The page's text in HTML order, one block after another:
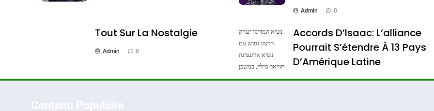
Admin 0
Tout Sur La Nostalgie
Admin 0
נשיא המדינה יצחק
הרצוג נפגש עם
נשיא ארגנטינה
חוויאר מיליי, במשכן
הנשיא בירושלים.
Accords D’Isaac: L’alliance
Pourrait S’étendre À 13 Pays
D’Amérique Latine
Admin 0
Oeil Ravageur – Vanessa De Loya Stauber